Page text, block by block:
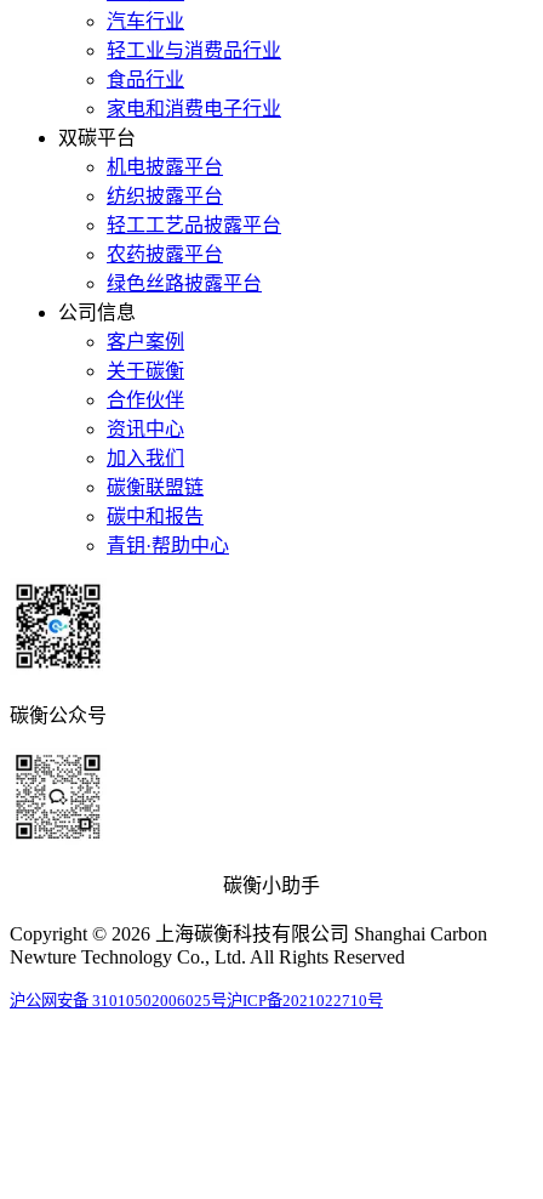
汽车行业
轻工业与消费品行业
食品行业
家电和消费电子行业
双碳平台
机电披露平台
纺织披露平台
轻工工艺品披露平台
农药披露平台
绿色丝路披露平台
公司信息
客户案例
关于碳衡
合作伙伴
资讯中心
加入我们
碳衡联盟链
碳中和报告
青钥·帮助中心
碳衡公众号
碳衡小助手
Copyright © 2026 上海碳衡科技有限公司 Shanghai Carbon
Newture Technology Co., Ltd. All Rights Reserved
沪公网安备 31010502006025号沪ICP备2021022710号